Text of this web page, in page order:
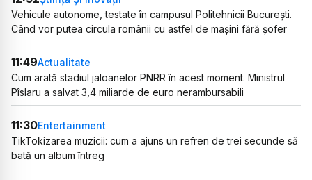
Vehicule autonome, testate în campusul Politehnicii București.
Când vor putea circula românii cu astfel de mașini fără șofer
11:49Actualitate
Cum arată stadiul jaloanelor PNRR în acest moment. Ministrul
Pîslaru a salvat 3,4 miliarde de euro nerambursabili
11:30Entertainment
TikTokizarea muzicii: cum a ajuns un refren de trei secunde să
bată un album întreg